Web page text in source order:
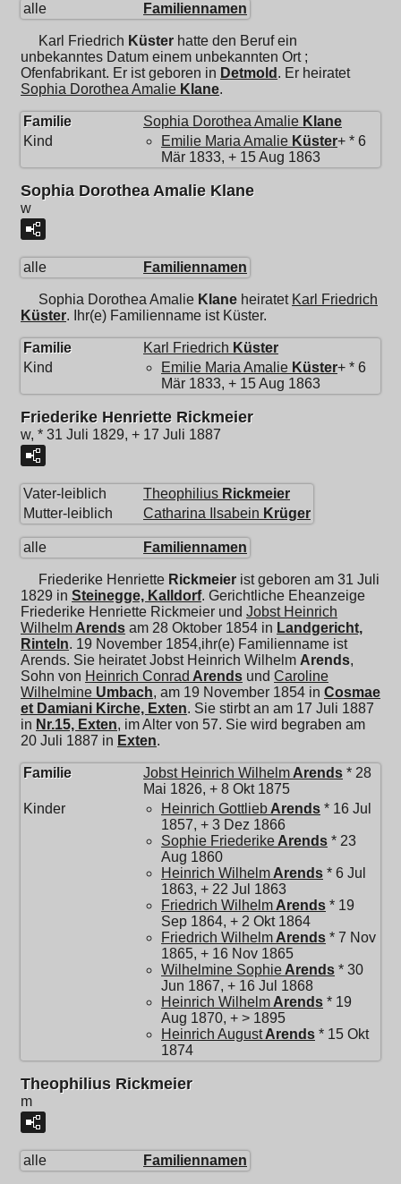
alle Familiennamen
Karl Friedrich Küster hatte den Beruf ein
unbekanntes Datum einem unbekannten Ort ;
Ofenfabrikant. Er ist geboren in Detmold . Er heiratet
Sophia Dorothea Amalie Klane.
Familie Sophia Dorothea Amalie Klane
Kind
Emilie Maria Amalie Küster+ * 6
Mär 1833, + 15 Aug 1863
Sophia Dorothea Amalie Klane
w
alle Familiennamen
Sophia Dorothea Amalie Klane heiratet Karl Friedrich
Küster. Ihr(e) Familienname ist Küster.
Familie Karl Friedrich Küster
Kind
Emilie Maria Amalie Küster+ * 6
Mär 1833, + 15 Aug 1863
Friederike Henriette Rickmeier
w, * 31 Juli 1829, + 17 Juli 1887
Vater-leiblich Theophilius Rickmeier
Mutter-leiblich
Catharina Ilsabein Krüger
alle Familiennamen
Friederike Henriette Rickmeier ist geboren am 31 Juli
1829 in Steinegge, Kalldorf. Gerichtliche Eheanzeige
Friederike Henriette Rickmeier und Jobst Heinrich
Wilhelm Arends am 28 Oktober 1854 in Landgericht,
Rinteln. 19 November 1854,ihr(e) Familienname ist
Arends. Sie heiratetJobst Heinrich Wilhelm Arends,
Sohn von Heinrich Conrad Arends und Caroline
Wilhelmine Umbach, am 19 November 1854 in Cosmae
et Damiani Kirche, Exten. Sie stirbt an am 17 Juli 1887
in Nr.15, Exten, im Alter von 57. Sie wird begraben am
20 Juli 1887 in Exten.
Familie Jobst Heinrich Wilhelm Arends * 28
Mai 1826, + 8 Okt 1875
Kinder
Heinrich Gottlieb Arends * 16 Jul
1857, + 3 Dez 1866
Sophie Friederike Arends * 23
Aug 1860
Heinrich Wilhelm Arends * 6 Jul
1863, + 22 Jul 1863
Friedrich Wilhelm Arends * 19
Sep 1864, + 2 Okt 1864
Friedrich Wilhelm Arends * 7 Nov
1865, + 16 Nov 1865
Wilhelmine Sophie Arends * 30
Jun 1867, + 16 Jul 1868
Heinrich Wilhelm Arends * 19
Aug 1870, + > 1895
Heinrich August Arends * 15 Okt
1874
Theophilius Rickmeier
m
alle Familiennamen